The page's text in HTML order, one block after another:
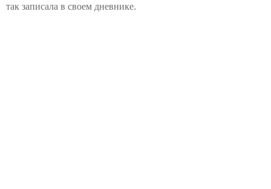
так записала в своем дневнике.